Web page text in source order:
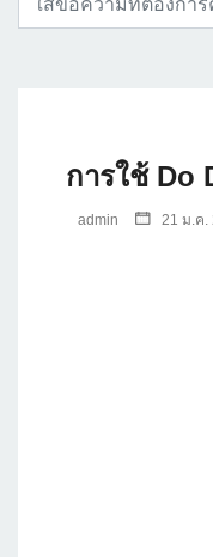
การใช้ Do
admin 21 ม.ค.